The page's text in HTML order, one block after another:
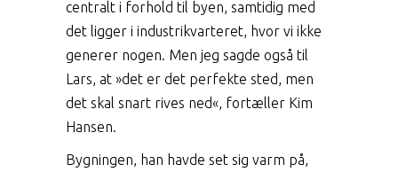
centralt i forhold til byen, samtidig med
det ligger i industrikvarteret, hvor vi ikke
generer nogen. Men jeg sagde også til
Lars, at »det er det perfekte sted, men
det skal snart rives ned«, fortæller Kim
Hansen.
Bygningen, han havde set sig varm på,